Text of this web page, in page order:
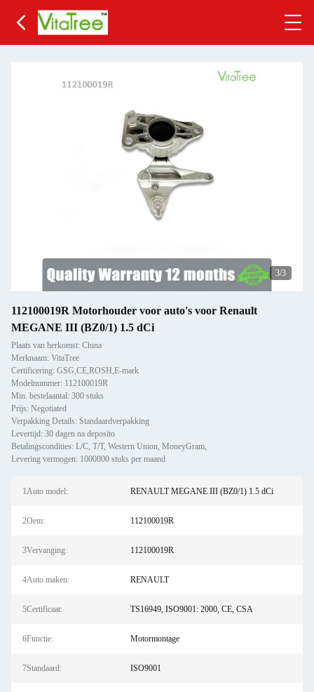
3/3
112100019R Motorhouder voor auto's voor Renault
MEGANE III (BZ0/1) 1.5 dCi
Plaats van herkomst: China
Merknaam: VitaTree
Certificering: GSG,CE,ROSH,E-mark
Modelnummer: 112100019R
Min. bestelaantal: 300 stuks
Prijs: Negotiated
Verpakking Details: Standaardverpakking
Levertijd: 30 dagen na deposito
Betalingscondities: L/C, T/T, Western Union, MoneyGram,
Levering vermogen: 1000000 stuks per maand
1Auto model: RENAULT MEGANE III (BZ0/1) 1.5 dCi
2Oem: 112100019R
3Vervanging: 112100019R
4Auto maken: RENAULT
5Certificaat: TS16949, ISO9001: 2000, CE, CSA
6Functie: Motormontage
7Standaard: ISO9001